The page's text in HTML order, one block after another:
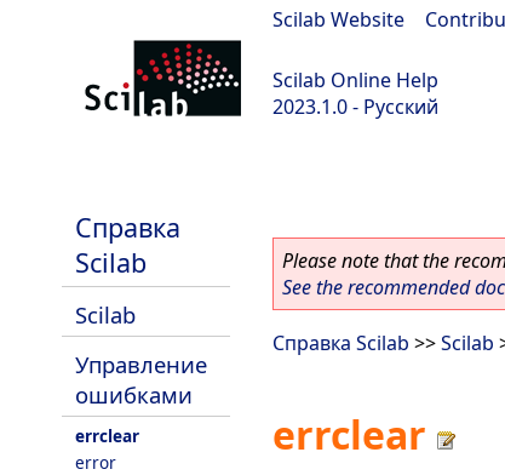
Scilab Website
Scilab Online Help
2023.1.0 - Русский
Справка
Scilab
Scilab
Управление
ошибками
errclear
error
Please note that the
See the recommended
Справка Scilab >>Scilab
errclear